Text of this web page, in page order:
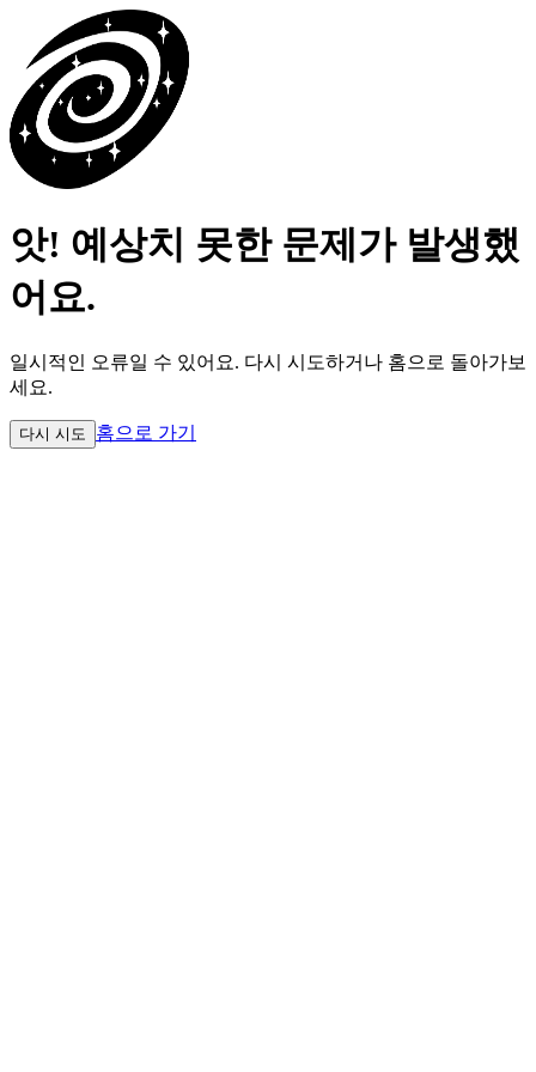
앗! 예상치 못한 문제가 발생했
어요.
일시적인 오류일 수 있어요. 다시 시도하거나 홈으로 돌아가보
세요.
다시 시도 홈으로 가기